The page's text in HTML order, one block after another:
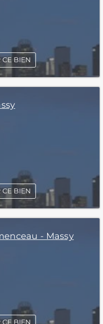
CE BIEN
CE BIEN
- Massy
CE BIEN